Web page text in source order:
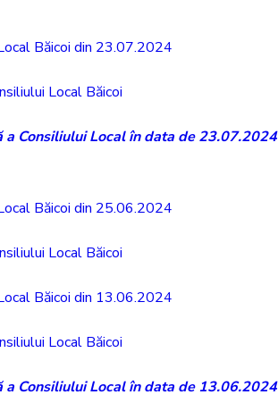
Băicoi din 23.07.2024
Local Băicoi
Consiliului Local în data de 23.07.2024
Băicoi din 25.06.2024
Local Băicoi
Băicoi din 13.06.2024
Local Băicoi
Consiliului Local în data de 13.06.2024